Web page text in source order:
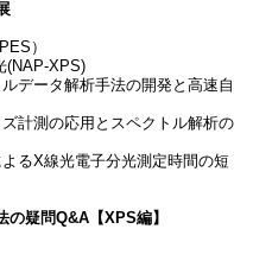
）
(NAP-XPS)
データ解析手法の開発と高速自
計測の応用とスペクトル解析の
るX線光電子分光測定時間の短
疑問Q&A【XPS編】